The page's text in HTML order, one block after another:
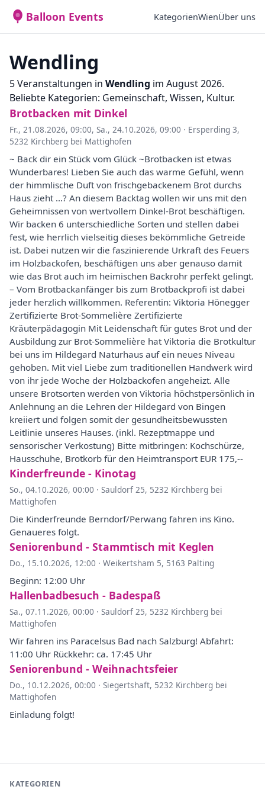
Balloon Events KategorienWienÜber uns
Wendling
5 Veranstaltungen in Wendling im August 2026.
Beliebte Kategorien: Gemeinschaft, Wissen, Kultur.
Brotbacken mit Dinkel
Fr., 21.08.2026, 09:00, Sa., 24.10.2026, 09:00 · Ersperding 3,
5232 Kirchberg bei Mattighofen
~ Back dir ein Stück vom Glück ~Brotbacken ist etwas
Wunderbares! Lieben Sie auch das warme Gefühl, wenn
der himmlische Duft von frischgebackenem Brot durchs
Haus zieht ...? An diesem Backtag wollen wir uns mit den
Geheimnissen von wertvollem Dinkel-Brot beschäftigen.
Wir backen 6 unterschiedliche Sorten und stellen dabei
fest, wie herrlich vielseitig dieses bekömmliche Getreide
ist. Dabei nutzen wir die faszinierende Urkraft des Feuers
im Holzbackofen, beschäftigen uns aber genauso damit
wie das Brot auch im heimischen Backrohr perfekt gelingt.
– Vom Brotbackanfänger bis zum Brotbackprofi ist dabei
jeder herzlich willkommen. Referentin: Viktoria Hönegger
Zertifizierte Brot-Sommelière Zertifizierte
Kräuterpädagogin Mit Leidenschaft für gutes Brot und der
Ausbildung zur Brot-Sommelière hat Viktoria die Brotkultur
bei uns im Hildegard Naturhaus auf ein neues Niveau
gehoben. Mit viel Liebe zum traditionellen Handwerk wird
von ihr jede Woche der Holzbackofen angeheizt. Alle
unsere Brotsorten werden von Viktoria höchstpersönlich in
Anlehnung an die Lehren der Hildegard von Bingen
kreiiert und folgen somit der gesundheitsbewussten
Leitlinie unseres Hauses. (inkl. Rezeptmappe und
sensorischer Verkostung) Bitte mitbringen: Kochschürze,
Hausschuhe, Brotkorb für den Heimtransport EUR 175,--
Kinderfreunde - Kinotag
So., 04.10.2026, 00:00 · Sauldorf 25, 5232 Kirchberg bei
Mattighofen
Die Kinderfreunde Berndorf/Perwang fahren ins Kino.
Genaueres folgt.
Seniorenbund - Stammtisch mit Keglen
Do., 15.10.2026, 12:00 · Weikertsham 5, 5163 Palting
Beginn: 12:00 Uhr
Hallenbadbesuch - Badespaß
Sa., 07.11.2026, 00:00 · Sauldorf 25, 5232 Kirchberg bei
Mattighofen
Wir fahren ins Paracelsus Bad nach Salzburg! Abfahrt:
11:00 Uhr Rückkehr: ca. 17:45 Uhr
Seniorenbund - Weihnachtsfeier
Do., 10.12.2026, 00:00 · Siegertshaft, 5232 Kirchberg bei
Mattighofen
Einladung folgt!
KATEGORIEN